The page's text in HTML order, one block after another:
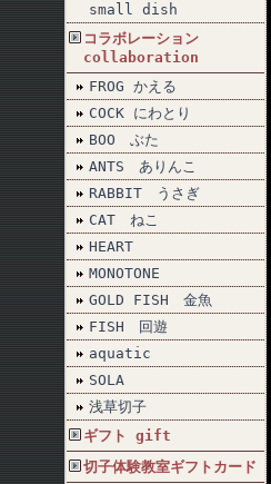
small dish
コラボレーション
collaboration
FROG かえる
COCK にわとり
BOO ぶた
ANTS ありんこ
RABBIT うさぎ
CAT ねこ
HEART
MONOTONE
GOLD FISH 金魚
FISH 回遊
aquatic
SOLA
浅草切子
ギフト gift
切子体験教室ギフトカード